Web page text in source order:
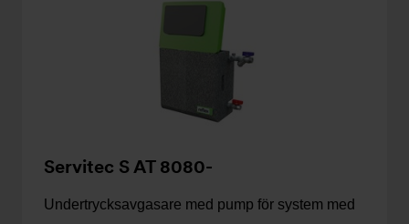
Servitec S AT 8080-
Undertrycksavgasare med pump för system med